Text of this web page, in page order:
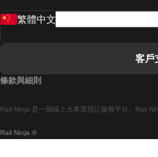
Rail Ninja ®
Rail Ninja 是一個線上火車票預訂服務平台。Rail
繁體中文
客戶
條款與細則